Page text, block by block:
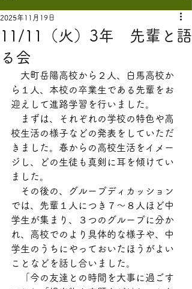
11/11（火）3年 先輩と語
る会
2025年11月19日
大町岳陽高校から２人、白馬高校か
ら１人、本校の卒業生である先輩をお
迎えして進路学習を行いました。
まずは、それぞれの学校の特色や高
校生活の様子などの発表をしていただ
きました。春からの高校生活をイメー
ジし、どの生徒も真剣に耳を傾けてい
ました。
その後の、グループディカッション
では、先輩１人につき７～８人ほど中
学生が集まり、３つのグループに分か
れ、高校でのより具体的な様子や、中
学生のうちにやっておいたほうがよい
ことなどを話し合いました。
「今の友達との時間を大事に過ごす